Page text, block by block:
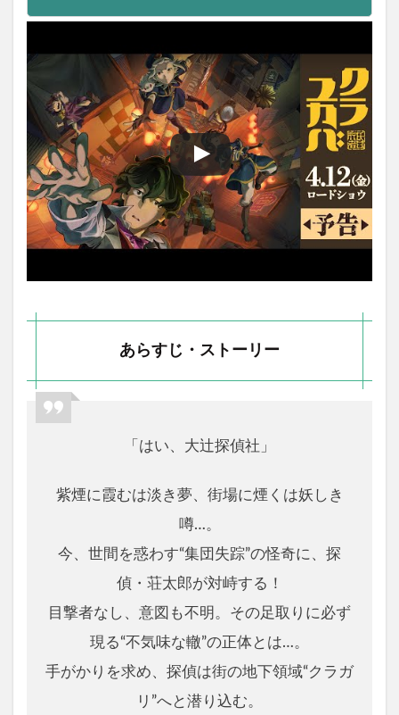
あらすじ・ストーリー
「はい、大辻探偵社」
紫煙に霞むは淡き夢、街場に煙くは妖しき
噂…。
今、世間を惑わす“集団失踪”の怪奇に、探
偵・荘太郎が対峙する！
目撃者なし、意図も不明。その足取りに必ず
現る“不気味な轍”の正体とは…。
手がかりを求め、探偵は街の地下領域“クラガ
リ”へと潜り込む。